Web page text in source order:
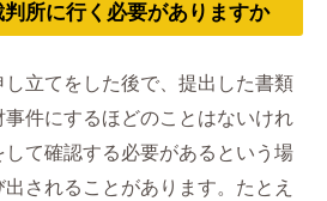
所に行く必要がありますか
立てをした後で、提出した書類
件にするほどのことはないけれ
て確認する必要があるという場
されることがあります。たとえ